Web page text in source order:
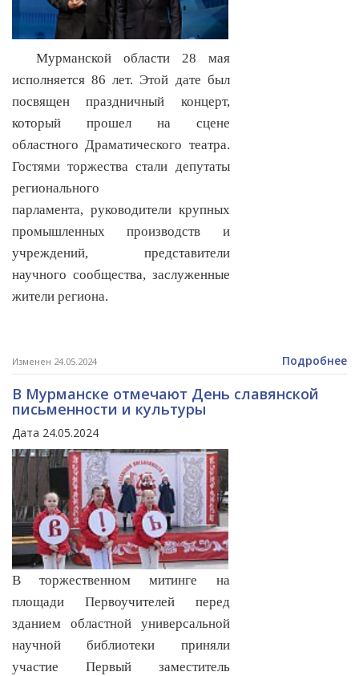
Мурманской области 28 мая
исполняется 86 лет. Этой дате был
посвящен праздничный концерт,
который прошел на сцене
областного Драматического театра.
Гостями торжества стали депутаты
регионального
парламента, руководители крупных
промышленных производств и
учреждений, представители
научного сообщества, заслуженные
жители региона.
Изменен 24.05.2024 Подробнее
В Мурманске отмечают День славянской
письменности и культуры
Дата 24.05.2024
В торжественном митинге на
площади Первоучителей перед
зданием областной универсальной
научной библиотеки приняли
участие Первый заместитель